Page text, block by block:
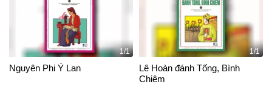
1/1
Nguyên Phi Ỷ Lan
1/1
Lê Hoàn đánh Tống, Bình
Chiêm